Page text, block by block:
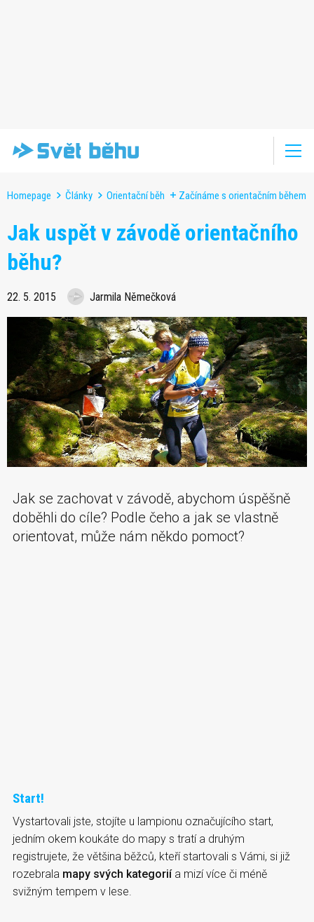
Homepage Články Orientační běh Začínáme s orientačním během
Jak uspět v závodě orientačního
běhu?
22. 5. 2015 Jarmila Němečková
Jak se zachovat v závodě, abychom úspěšně
doběhli do cíle? Podle čeho a jak se vlastně
orientovat, může nám někdo pomoct?
Start!
Vystartovali jste, stojíte u lampionu označujícího start,
jedním okem koukáte do mapy s tratí a druhým
registrujete, že většina běžců, kteří startovali s Vámi, si již
rozebrala mapy svých kategoriía mizí více či méně
svižným tempem v lese.